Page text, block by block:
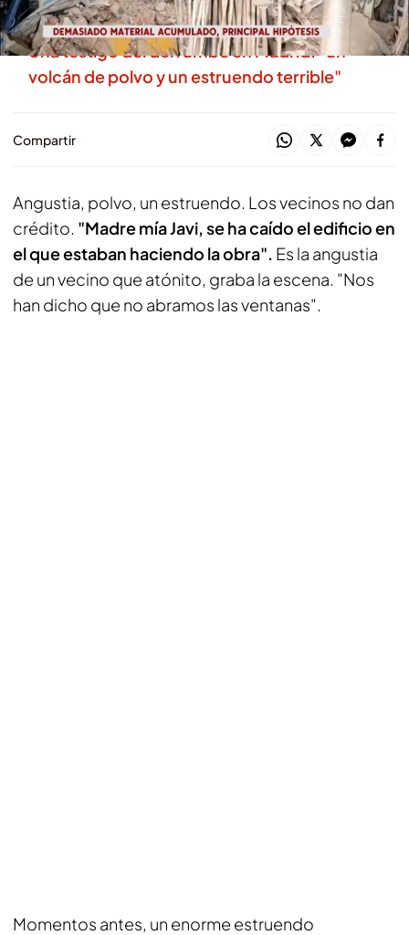
Madrid
Una testigo del derrumbe en Madrid: "un
volcán de polvo y un estruendo terrible"
Compartir
Angustia, polvo, un estruendo. Los vecinos no dan
crédito. "Madre mía Javi, se ha caído el edificio en
el que estaban haciendo la obra". Es la angustia
de un vecino que atónito, graba la escena. "Nos
han dicho que no abramos las ventanas".
Momentos antes, un enorme estruendo